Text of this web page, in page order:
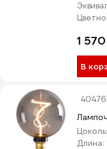
1
В
Цоколь:
Длина: